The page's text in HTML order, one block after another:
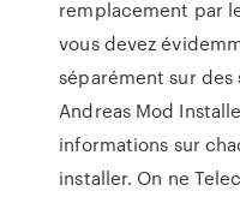
remplacement par
vous devez
séparément sur des
Andreas Mod
informations sur
installer. On ne